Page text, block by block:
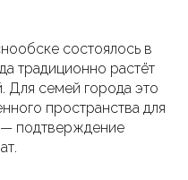
состоялось в
традиционно растёт
Для семей города это
пространства для
— подтверждение